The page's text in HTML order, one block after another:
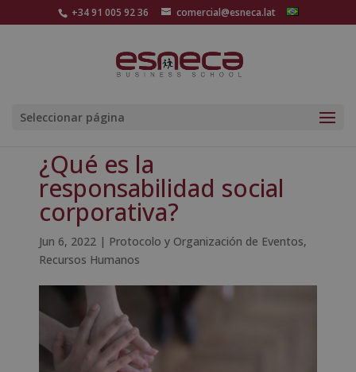
+34 91 005 92 36 comercial@esneca.lat
Seleccionar página
¿Qué es la
responsabilidad social
corporativa?
Jun 6, 2022| Protocolo y Organización de Eventos,
Recursos Humanos